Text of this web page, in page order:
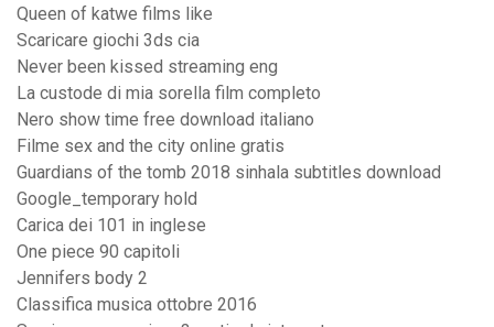
Queen of katwe films like
Scaricare giochi 3ds cia
Never been kissed streaming eng
La custode di mia sorella film completo
Nero show time free download italiano
Filme sex and the city online gratis
Guardians of the tomb 2018 sinhala subtitles download
Google_temporary hold
Carica dei 101 in inglese
One piece 90 capitoli
Jennifers body 2
Classifica musica ottobre 2016